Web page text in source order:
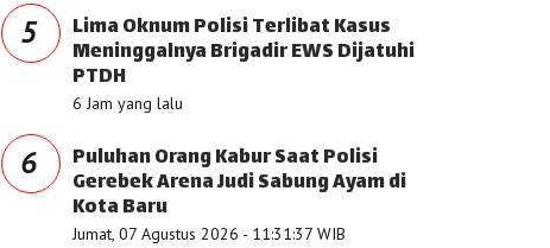
5 Lima Oknum Polisi Terlibat Kasus
Meninggalnya Brigadir EWS Dijatuhi
PTDH
6 Jam yang lalu
6 Puluhan Orang Kabur Saat Polisi
Gerebek Arena Judi Sabung Ayam di
Kota Baru
Jumat, 07 Agustus 2026 - 11:31:37 WIB